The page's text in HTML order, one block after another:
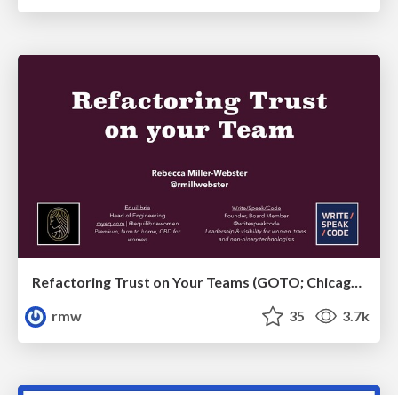
Refactoring Trust on Your Teams (GOTO; Chicago 2020)
rmw
35 3.7k